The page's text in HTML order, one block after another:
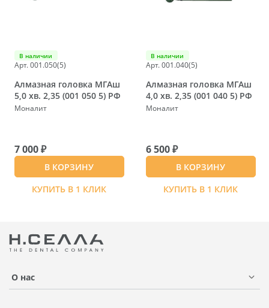
В наличии
Арт. 001.050(5)
Алмазная головка МГАш
5,0 хв. 2,35 (001 050 5) РФ
Моналит
7 000 ₽
В КОРЗИНУ
КУПИТЬ В 1 КЛИК
В наличии
Арт. 001.040(5)
Алмазная головка МГАш
4,0 хв. 2,35 (001 040 5) РФ
Моналит
6 500 ₽
В КОРЗИНУ
КУПИТЬ В 1 КЛИК
О нас